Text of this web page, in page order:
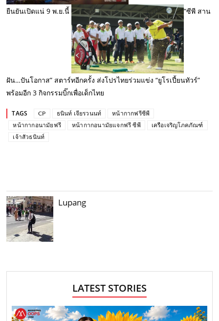
ยืนยันเปิดแน่ 9 พ.ย.นี้ “ซีพี สาน
ฝัน…ปันโอกาส” สตาร์ทอีกครั้ง ส่งโปรไทยร่วมแข่ง “ยูโรเปี้ยนทัวร์”
พร้อมอีก 3 กิจกรรมบิ๊กเพื่อเด็กไทย
TAGS CP ธนินท์ เจียรวนนท์
หน้ากากฟรีซีพี
หน้ากากอนามัยฟรี
หน้ากากอนามัยแจกฟรี ซีพี
เครือเจริญโภคภัณฑ์
เจ้าสัวธนินท์
Lupang
LATEST STORIES